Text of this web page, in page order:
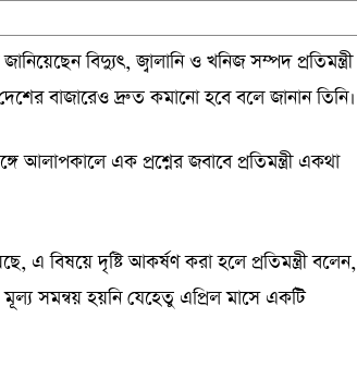
বিদ্যুৎ, জ্বালানি ও খনিজ সম্পদ প্রতিমন্ত্রী
বাজারেও দ্রুত কমানো হবে বলে জানান তিনি।
আলাপকালে এক প্রশ্নের জবাবে প্রতিমন্ত্রী একথা
এ বিষয়ে দৃষ্টি আকর্ষণ করা হলে প্রতিমন্ত্রী বলেন,
সমন্বয় হয়নি যেহেতু এপ্রিল মাসে একটি